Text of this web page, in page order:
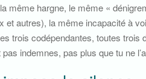
même hargne, le même «
autres), la même incapacité à
trois codépendantes, toutes trois
indemnes, pas plus que tu ne